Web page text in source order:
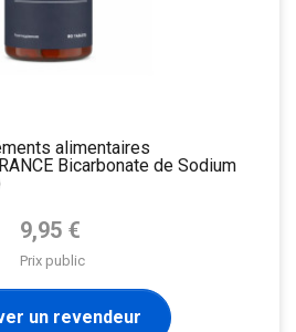
alimentaires
Bicarbonate de Sodium
Prix de base
9,95 €
Prix public
un revendeur